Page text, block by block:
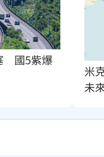
　國5紫爆
米
未